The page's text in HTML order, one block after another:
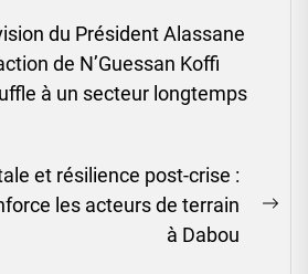
du Président Alassane
de N’Guessan Koffi
à un secteur longtemps
et résilience post-crise :
les acteurs de terrain
à Dabou